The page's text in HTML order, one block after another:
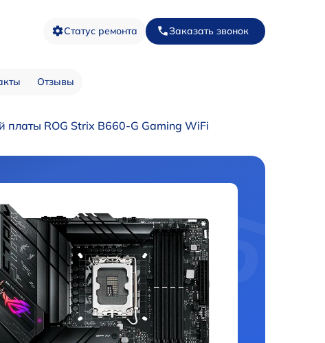
Статус ремонта Заказать звонок
Отзывы
платы ROG Strix B660-G Gaming WiFi